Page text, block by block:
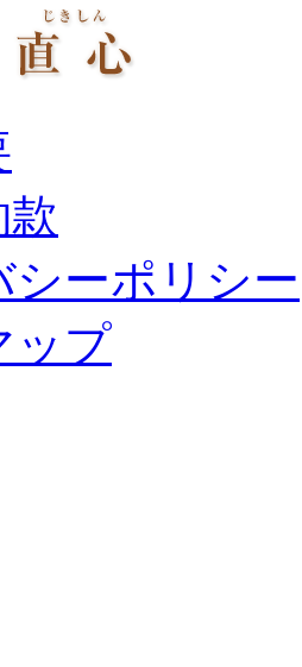
シーポリシー
ップ